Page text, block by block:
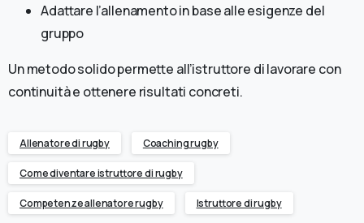
Adattare l’allenamento in base alle esigenze del
gruppo
Un metodo solido permette all’istruttore di lavorare con
continuità e ottenere risultati concreti.
Allenatore di rugby Coaching rugby
Come diventare istruttore di rugby
Competenze allenatore rugby Istruttore di rugby